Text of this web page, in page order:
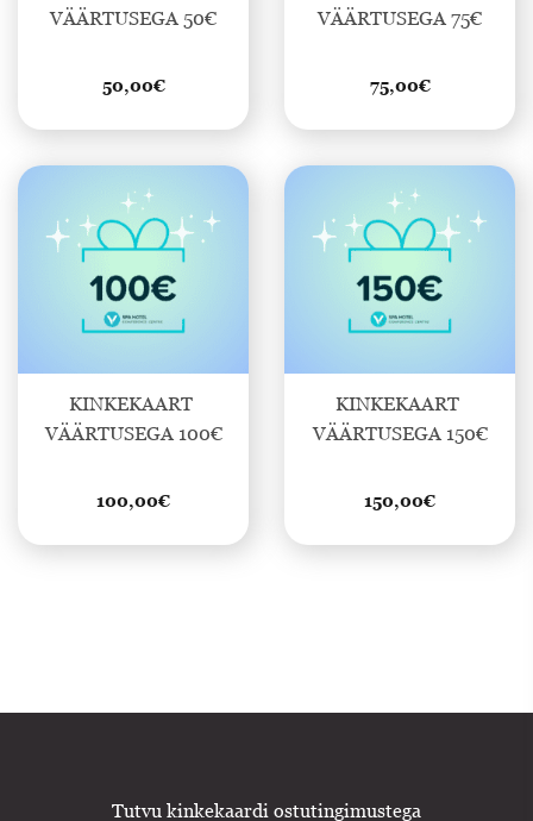
VÄÄRTUSEGA 50€
50,00€
VÄÄRTUSEGA 75€
75,00€
KINKEKAART
VÄÄRTUSEGA 100€
100,00€
KINKEKAART
VÄÄRTUSEGA 150€
150,00€
Tutvu kinkekaardi ostutingimustega